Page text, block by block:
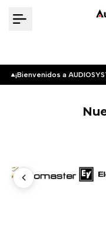
¡Bienvenidos a